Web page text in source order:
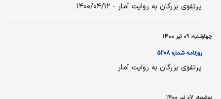
پرتفوی بزرگان به روایت آمار - ۱۴۰۰/۰۴/۱۲
چهارشنبه، ۰۹ تیر ۱۴۰۰
روزنامه شماره ۵۲۰۸
پرتفوی بزرگان به روایت آمار